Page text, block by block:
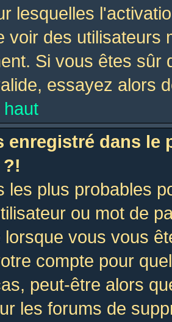
lesquelles
voir des utilisateurs
Si vous êtes sûr
essayez alors
haut
enregistré dans le
les plus probables
ou mot de
lorsque vous vous
compte pour
peut-être alors
les forums de